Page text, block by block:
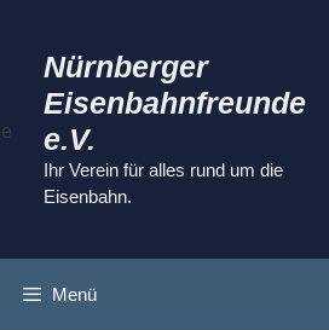
Nürnberger
Eisenbahnfreunde
e.V.
Ihr Verein für alles rund um die
Eisenbahn.
Menü